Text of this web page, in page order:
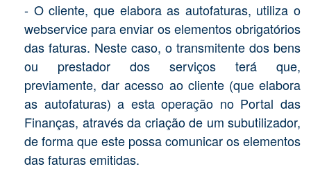
- O cliente, que elabora as autofaturas, utiliza o
webservice para enviar os elementos obrigatórios
das faturas. Neste caso, o transmitente dos bens
ou prestador dos serviços terá que,
previamente, dar acesso ao cliente (que elabora
as autofaturas) a esta operação no Portal das
Finanças, através da criação de um subutilizador,
de forma que este possa comunicar os elementos
das faturas emitidas.